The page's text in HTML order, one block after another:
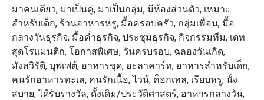
รังสรรค์อย่างประณีตด้วยวัตถุดิบคุณภาพ ทางร้านยังมี
บริการทั้ง เมนูอาหารตามสั่ง เหมาะสำหรับทั้งมื้ออาหาร
ส่วนตัวสุดพิเศษ หรือการสังสรรค์ในโอกาสพิเศษกับ
ครอบครัวและเพื่อนฝูง ถ้าคุณกำลังมองหาร้านอาหารจีนที่
ผสมผสาน รสชาติระดับตำนาน กับประสบการณ์การรับ
ประทานอาหารสุดหรู ร้านเฟย ยา คือจุดหมายที่คุณไม่ควร
พลาด
มาคนเดียว, มาเป็นคู่, มาเป็นกลุ่ม, มีห้องส่วนตัว, เหมาะ
สำหรับเด็ก, ร้านอาหารหรู, มื้อครอบครัว, กลุ่มเพื่อน, มื้อ
กลางวันธุรกิจ, มื้อค่ำธุรกิจ, ประชุมธุรกิจ, กิจกรรมทีม, เดท
สุดโรแมนติก, โอกาสพิเศษ, วันครบรอบ, ฉลองวันเกิด,
มังสวิรัติ, บุฟเฟต์, อาหารชุด, อะลาคาร์ท, อาหารสำหรับเด็ก,
คนรักอาหารทะเล, คนรักเนื้อ, ไวน์, ค็อกเทล, เรียบหรู, นั่ง
สบาย, ได้รับรางวัล, ดั้งเดิม/ประวัติศาสตร์, อาหารกลางวัน,